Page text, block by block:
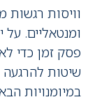
וויסות רגשות
ומנטאליים.
פסק זמן כדי
שיטות
במיומנויות